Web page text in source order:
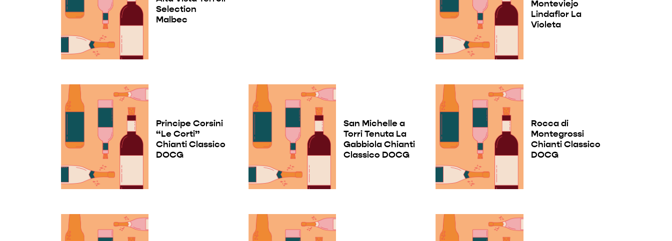
Selection
Malbec
Monteviejo
Lindaflor La
Violeta
Principe Corsini
“Le Corti”
Chianti Classico
DOCG
San Michelle a
Torri Tenuta La
Gabbiola Chianti
Classico DOCG
Rocca di
Montegrossi
Chianti Classico
DOCG